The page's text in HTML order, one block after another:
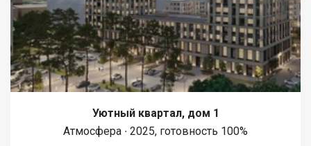
Уютный квартал, дом 1
Атмосфера ∙ 2025, готовность 100%